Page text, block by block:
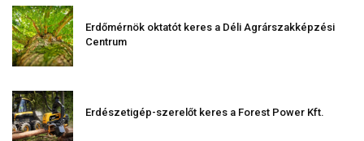
Erdőmérnök oktatót keres a Déli Agrárszakképzési
Centrum
Erdészetigép-szerelőt keres a Forest Power Kft.